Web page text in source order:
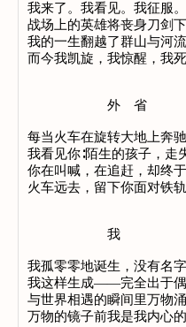
我来了。我看见。我征服。
战场上的英雄将丧身刀剑下
我的一生翻越了群山与河流
而今我凯旋，我惊醒，我
外 省
每当火车在旋转大地上奔驰
我看见你∶陌生的孩子，走
你在叫喊，在追赶，却终于
火车远去，留下你面对铁
我
我孤零零地诞生，没有名字
我这样生成——完全出于偶
与世界相遇的瞬间里万物涌
万物的镜子前我是我内心的